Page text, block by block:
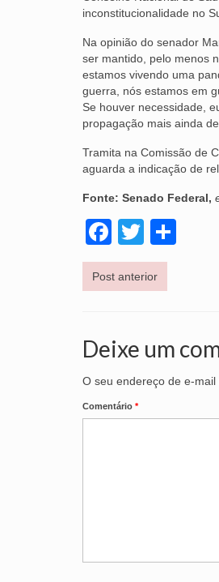
inconstitucionalidade no
Na opinião do senador
ser mantido, pelo menos
estamos vivendo uma
guerra, nós estamos em
Se houver necessidade,
propagação mais ainda
Tramita na Comissão de
aguarda a indicação de
Fonte: Senado Federal,
Facebook
Twitter
Post anterior
Deixe um
O seu endereço de e-mail
Comentário *